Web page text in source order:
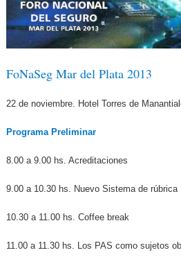
FoNaSeg Mar del Plata 2013
22 de noviembre. Hotel Torres de
Programa Preliminar
8.00 a 9.00 hs. Acreditaciones
9.00 a 10.30 hs. Nuevo Sistema de rúbrica
10.30 a 11.00 hs. Coffee break
11.00 a 11.30 hs. Los PAS como sujetos